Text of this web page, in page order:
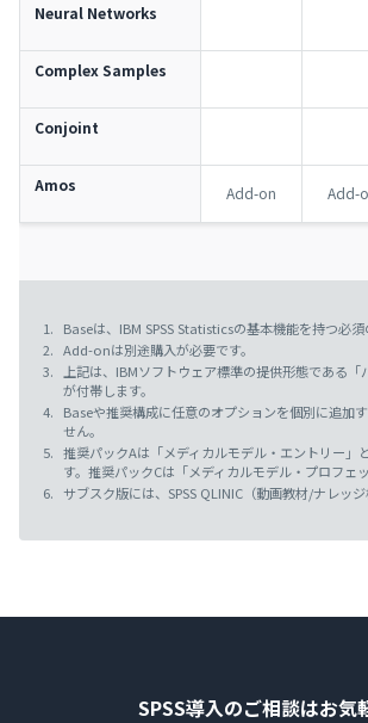
Neural Networks
Complex Samples
Conjoint
Amos Add-on Add-
Baseは、IBM SPSS Statisticsの基本機能を持つ必
Add-onは別途購入が必要です。
上記は、IBMソフトウェア標準の提供形態である
が付帯します。
Baseや推奨構成に任意のオプションを個別に追加
せん。
推奨パックAは「メディカルモデル・エントリー
す。推奨パックCは「メディカルモデル・プロフェ
サブスク版には、SPSS QLINIC（動画教材/ナレッ
SPSS導入のご相談はお気